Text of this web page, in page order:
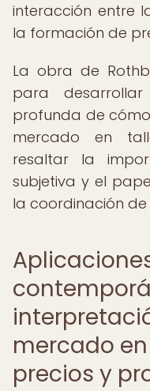
interacción entre
la formación de
La obra de
para
profunda de
mercado en
resaltar la
subjetiva y el
la coordinación
mercado
precios y